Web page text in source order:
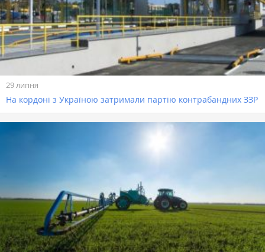
29 липня
На кордоні з Україною затримали партію контрабандних ЗЗР